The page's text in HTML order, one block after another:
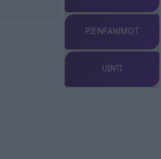
PIENPANIMOT
UINTI